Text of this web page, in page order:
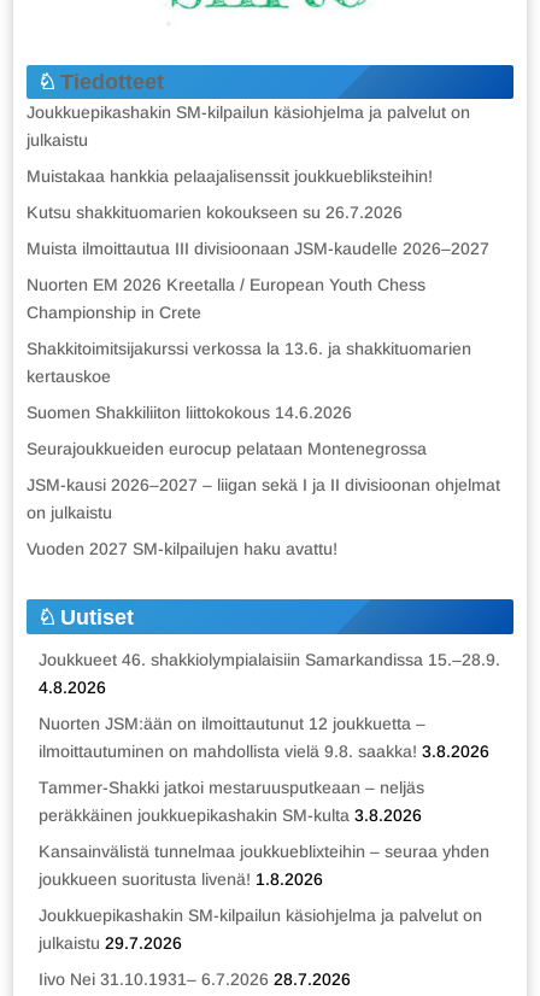
Tiedotteet
Joukkuepikashakin SM-kilpailun käsiohjelma ja palvelut on
julkaistu
Muistakaa hankkia pelaajalisenssit joukkuebliksteihin!
Kutsu shakkituomarien kokoukseen su 26.7.2026
Muista ilmoittautua III divisioonaan JSM-kaudelle 2026–2027
Nuorten EM 2026 Kreetalla / European Youth Chess
Championship in Crete
Shakkitoimitsijakurssi verkossa la 13.6. ja shakkituomarien
kertauskoe
Suomen Shakkiliiton liittokokous 14.6.2026
Seurajoukkueiden eurocup pelataan Montenegrossa
JSM-kausi 2026–2027 – liigan sekä I ja II divisioonan ohjelmat
on julkaistu
Vuoden 2027 SM-kilpailujen haku avattu!
Uutiset
Joukkueet 46. shakkiolympialaisiin Samarkandissa 15.–28.9.
4.8.2026
Nuorten JSM:ään on ilmoittautunut 12 joukkuetta –
ilmoittautuminen on mahdollista vielä 9.8. saakka! 3.8.2026
Tammer-Shakki jatkoi mestaruusputkeaan – neljäs
peräkkäinen joukkuepikashakin SM-kulta 3.8.2026
Kansainvälistä tunnelmaa joukkueblixteihin – seuraa yhden
joukkueen suoritusta livenä! 1.8.2026
Joukkuepikashakin SM-kilpailun käsiohjelma ja palvelut on
julkaistu 29.7.2026
Iivo Nei 31.10.1931– 6.7.2026 28.7.2026